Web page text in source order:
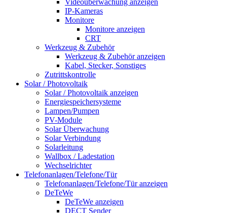
Videoüberwachung anzeigen
IP-Kameras
Monitore
Monitore anzeigen
CRT
Werkzeug & Zubehör
Werkzeug & Zubehör anzeigen
Kabel, Stecker, Sonstiges
Zutrittskontrolle
Solar / Photovoltaik
Solar / Photovoltaik anzeigen
Energiespeichersysteme
Lampen/Pumpen
PV-Module
Solar Überwachung
Solar Verbindung
Solarleitung
Wallbox / Ladestation
Wechselrichter
Telefonanlagen/Telefone/Tür
Telefonanlagen/Telefone/Tür anzeigen
DeTeWe
DeTeWe anzeigen
DECT Sender